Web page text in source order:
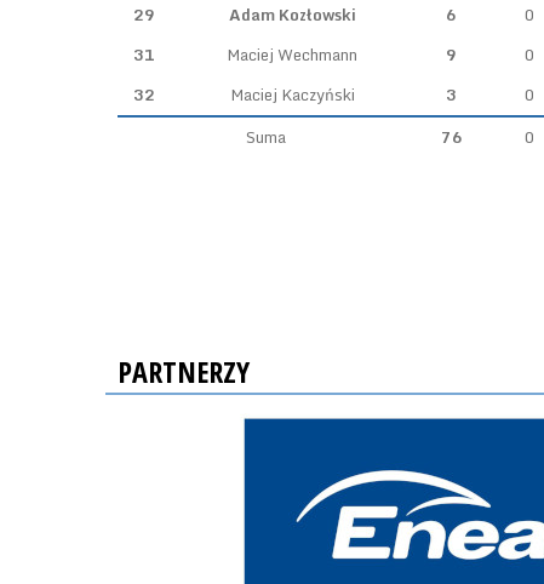
29
Adam Kozłowski 6 0
31
Maciej Wechmann 9 0
32
Maciej Kaczyński 3 0
Suma
76 0
PARTNERZY